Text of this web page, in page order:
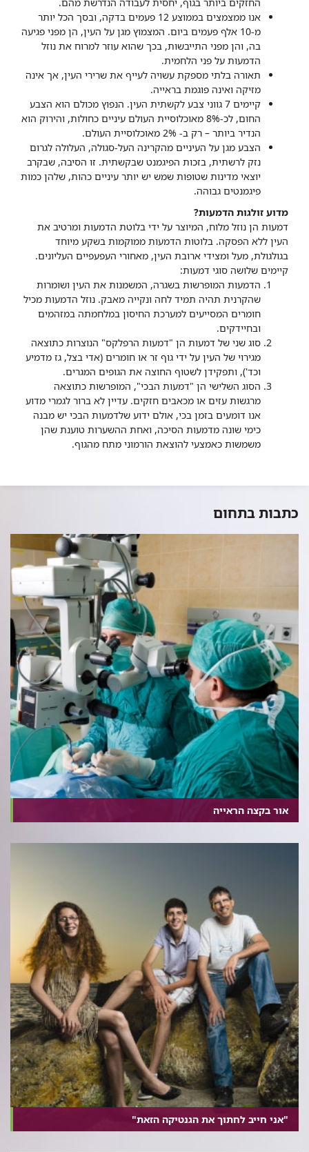
אנו ממצמצים בממוצע 12 פעמים בדקה, ובסך הכל יותר
מ-10 אלף פעמים ביום. המצמוץ מגן על העין, הן מפני פגיעה
בה, והן מפני התייבשות, בכך שהוא עוזר למרוח את נוזל
הדמעות על פני הלחמית.
תאורה בלתי מספקת עשויה לעייף את שרירי העין, אך אינה
מזיקה ואינה פוגמת בראייה.
קיימים 7 גווני צבע לקשתית העין. הנפוץ מכולם הוא הצבע
החום, לכ-8% מאוכלוסיית העולם עיניים כחולות, והירוק הוא
הנדיר ביותר – רק ב- 2% מאוכלוסיית העולם.
הצבע מגן על העיניים מהקרינה העל-סגולה, העלולה לגרום
נזק לרשתית, בזכות הפיגמנט שבקשתית. זו הסיבה, שבקרב
יוצאי מדינות שטופות שמש יש יותר עיניים כהות, שלהן כמות
פיגמנטים גבוהה.
מדוע זולגות הדמעות?
דמעות הן נוזל מלוח, המיוצר על ידי בלוטת הדמעות ומרטיב את
העין ללא הפסקה. בלוטות הדמעות ממוקמות בשקע מיוחד
בגולגולת, מעל ומצידי ארובת העין, מאחורי העפעפיים העליונים.
קיימים שלושה סוגי דמעות:
הדמעות המופרשות בשגרה, המשמנות את העין ושומרות
שהקרנית תהיה תמיד לחה ונקייה מאבק. נוזל הדמעות מכיל
חומרים המסייעים למערכת החיסון במלחמתה במזהמים
ובחיידקים.
סוג שני של דמעות הן "דמעות הרפלקס" הנוצרות כתוצאה
מגירוי של העין על ידי גוף זר או חומרים (אדי בצל, גז מדמיע
וכד'), ותפקידן לשטוף החוצה את הגופים המגרים.
הסוג השלישי הן "דמעות הבכי", המופרשות כתוצאה
מרגשות עזים או מכאבים חזקים. עדיין לא ברור לגמרי מדוע
אנו דומעים בזמן בכי, אולם ידוע שלדמעות הבכי יש מבנה
כימי שונה מדמעות הסיכה, ואחת ההשערות טוענת שהן
משמשות כאמצעי להוצאת הורמוני מתח מהגוף.
כתבות בתחום
אור בקצה הראייה
"אני חייב לחתוך את הגנטיקה הזאת"